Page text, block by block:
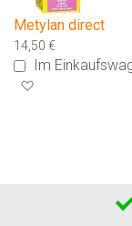
Metylan direct
14,50 €
Im